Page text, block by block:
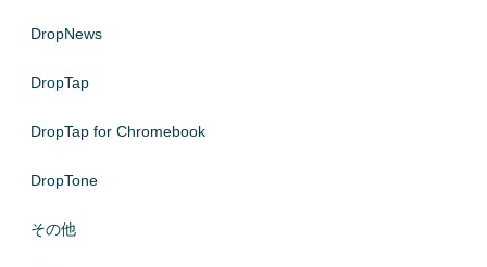
DropNews
DropTap
DropTap for Chromebook
DropTone
その他